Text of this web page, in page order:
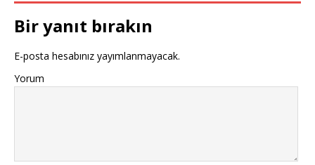
Bir yanıt bırakın
E-posta hesabınız yayımlanmayacak.
Yorum